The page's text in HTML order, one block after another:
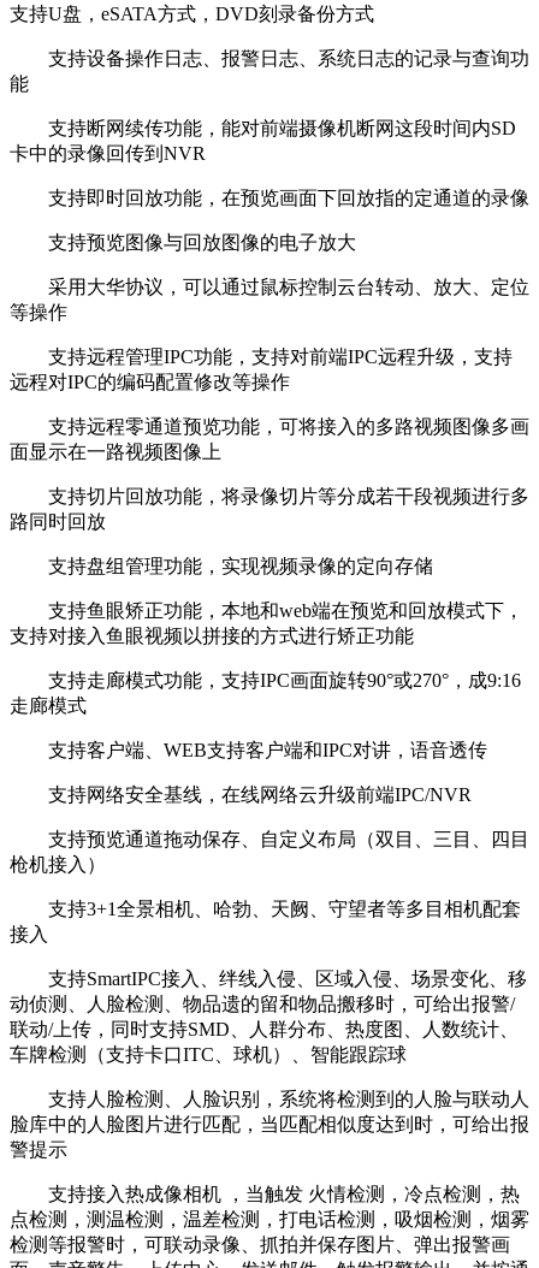
支持U盘，eSATA方式，DVD刻录备份方式
支持设备操作日志、报警日志、系统日志的记录与查询功
能
支持断网续传功能，能对前端摄像机断网这段时间内SD
卡中的录像回传到NVR
支持即时回放功能，在预览画面下回放指的定通道的录像
支持预览图像与回放图像的电子放大
采用大华协议，可以通过鼠标控制云台转动、放大、定位
等操作
支持远程管理IPC功能，支持对前端IPC远程升级，支持
远程对IPC的编码配置修改等操作
支持远程零通道预览功能，可将接入的多路视频图像多画
面显示在一路视频图像上
支持切片回放功能，将录像切片等分成若干段视频进行多
路同时回放
支持盘组管理功能，实现视频录像的定向存储
支持鱼眼矫正功能，本地和web端在预览和回放模式下，
支持对接入鱼眼视频以拼接的方式进行矫正功能
支持走廊模式功能，支持IPC画面旋转90°或270°，成9:16
走廊模式
支持客户端、WEB支持客户端和IPC对讲，语音透传
支持网络安全基线，在线网络云升级前端IPC/NVR
支持预览通道拖动保存、自定义布局（双目、三目、四目
枪机接入）
支持3+1全景相机、哈勃、天阙、守望者等多目相机配套
接入
支持SmartIPC接入、绊线入侵、区域入侵、场景变化、移
动侦测、人脸检测、物品遗的留和物品搬移时，可给出报警/
联动/上传，同时支持SMD、人群分布、热度图、人数统计、
车牌检测（支持卡口ITC、球机）、智能跟踪球
支持人脸检测、人脸识别，系统将检测到的人脸与联动人
脸库中的人脸图片进行匹配，当匹配相似度达到时，可给出报
警提示
支持接入热成像相机 ，当触发 火情检测，冷点检测，热
点检测，测温检测，温差检测，打电话检测，吸烟检测，烟雾
检测等报警时，可联动录像、抓拍并保存图片、弹出报警画